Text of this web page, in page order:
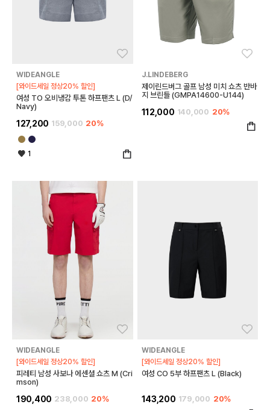
WIDEANGLE
[와이드세일 정상20% 할인]
여성 TO 오비냉감 투톤 하프팬츠 L (D/
Navy)
127,200 159,000 20%
1
J.LINDEBERG
제이린드버그 골프 남성 미치 쇼츠 반바
지 브린들 (GMPA14600-U144)
112,000 140,000 20%
WIDEANGLE
[와이드세일 정상20% 할인]
피레티 남성 사보나 에센셜 쇼츠 M (Cri
mson)
190,400 238,000 20%
WIDEANGLE
[와이드세일 정상20% 할인]
여성 CO 5부 하프팬츠 L (Black)
143,200 179,000 20%